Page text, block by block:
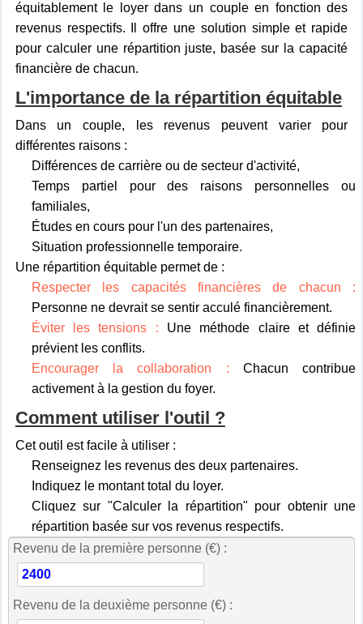
équitablement le loyer dans un couple en fonction des
revenus respectifs. Il offre une solution simple et rapide
pour calculer une répartition juste, basée sur la capacité
financière de chacun.
L'importance de la répartition équitable
Dans un couple, les revenus peuvent varier pour
différentes raisons :
Différences de carrière ou de secteur d'activité,
Temps partiel pour des raisons personnelles ou
familiales,
Études en cours pour l'un des partenaires,
Situation professionnelle temporaire.
Une répartition équitable permet de :
Respecter les capacités financières de chacun :
Personne ne devrait se sentir acculé financièrement.
Éviter les tensions : Une méthode claire et définie
prévient les conflits.
Encourager la collaboration : Chacun contribue
activement à la gestion du foyer.
Comment utiliser l'outil ?
Cet outil est facile à utiliser :
Renseignez les revenus des deux partenaires.
Indiquez le montant total du loyer.
Cliquez sur "Calculer la répartition" pour obtenir une
répartition basée sur vos revenus respectifs.
Revenu de la première personne (€) :
Revenu de la deuxième personne (€) :